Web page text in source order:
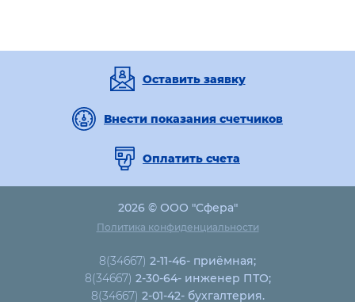
Оставить заявку
Внести показания счетчиков
Оплатить счета
2026 © ООО "Сфера"
Политика конфиденциальности
8(34667) 2-11-46- приёмная;
8(34667) 2-30-64- инженер ПТО;
8(34667) 2-01-42- бухгалтерия.